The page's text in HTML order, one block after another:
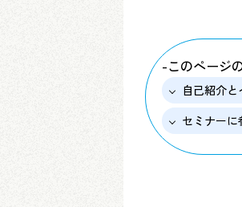
-このページ
自己紹介
セミナー